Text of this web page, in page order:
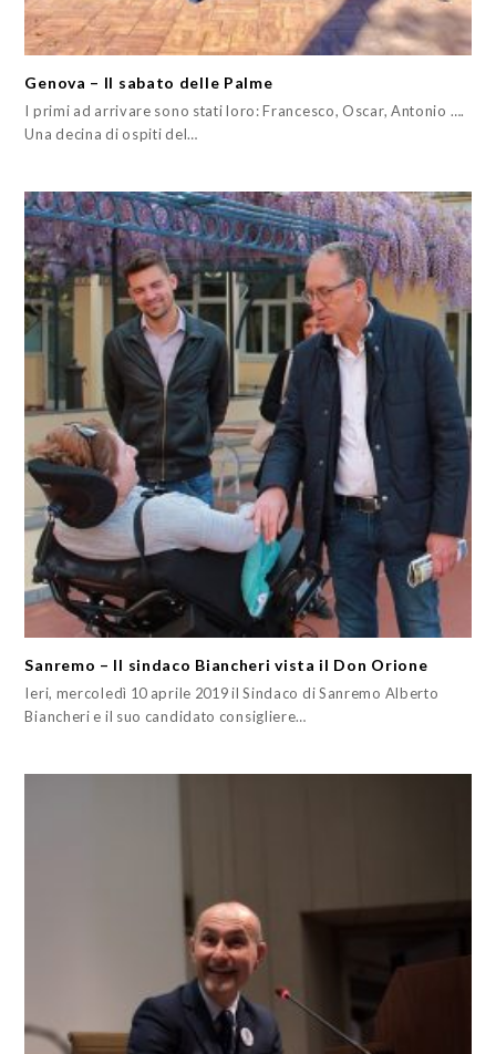
Genova – Il sabato delle Palme
I primi ad arrivare sono stati loro: Francesco, Oscar, Antonio ….
Una decina di ospiti del…
Sanremo – Il sindaco Biancheri vista il Don Orione
Ieri, mercoledì 10 aprile 2019 il Sindaco di Sanremo Alberto
Biancheri e il suo candidato consigliere…